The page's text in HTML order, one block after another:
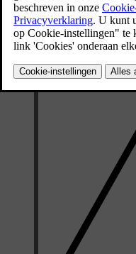
Het aanpassen van je
Het zorgt ervoor dat je
auto.